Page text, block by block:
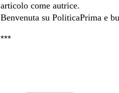
articolo come autrice.
Benvenuta su PoliticaPrima e
***